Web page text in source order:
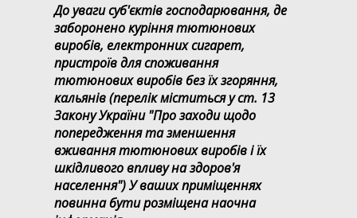
До уваги суб'єктів господарювання, де
заборонено куріння тютюнових
виробів, електронних сигарет,
пристроїв для споживання
тютюнових виробів без їх згоряння,
кальянів (перелік міститься у ст. 13
Закону України "Про заходи щодо
попередження та зменшення
вживання тютюнових виробів і їх
шкідливого впливу на здоров'я
населення") У ваших приміщеннях
повинна бути розміщена наочна